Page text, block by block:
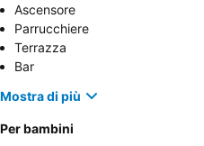
Ascensore
Parrucchiere
Terrazza
Bar
Mostra di più
Per bambini